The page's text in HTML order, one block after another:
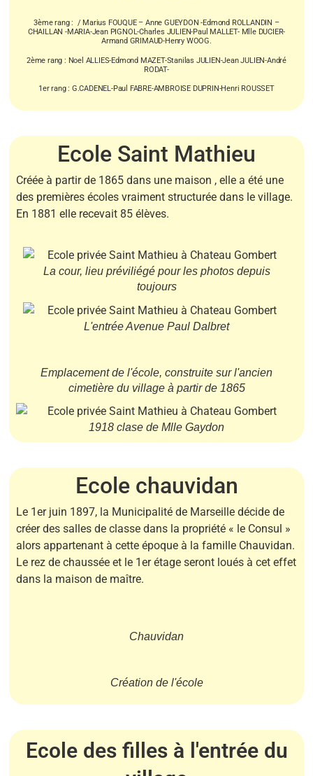
3ème rang : / Marius FOUQUE – Anne GUEYDON -Edmond ROLLANDIN –
CHAILLAN -MARIA-Jean PIGNOL-Charles JULIEN-Paul MALLET- Mlle DUCIER-
Armand GRIMAUD-Henry WOOG.
2ème rang : Noel ALLIES-Edmond MAZET-Stanilas JULIEN-Jean JULIEN-André
RODAT-
1er rang : G.CADENEL-Paul FABRE-AMBROISE DUPRIN-Henri ROUSSET
Ecole Saint Mathieu
Créée à partir de 1865 dans une maison , elle a été une
des premières écoles vraiment structurée dans le village.
En 1881 elle recevait 85 élèves.
La cour, lieu préviliégé pour les photos depuis
toujours
L'entrée Avenue Paul Dalbret
Emplacement de l'école, construite sur l'ancien
cimetière du village à partir de 1865
1918 clase de Mlle Gaydon
Ecole chauvidan
Le 1er juin 1897, la Municipalité de Marseille décide de
créer des salles de classe dans la propriété « le Consul »
alors appartenant à cette époque à la famille Chauvidan.
Le rez de chaussée et le 1er étage seront loués à cet effet
dans la maison de maître.
Chauvidan
Création de l'école
Ecole des filles à l'entrée du